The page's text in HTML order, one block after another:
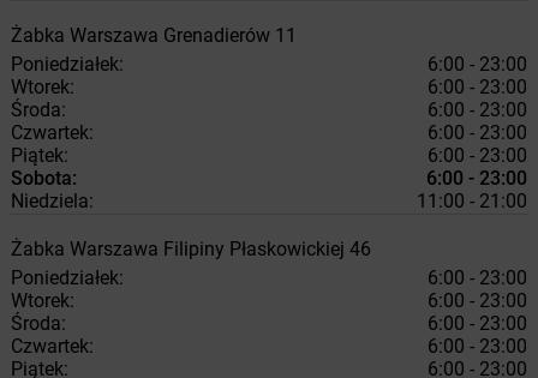
Żabka Warszawa Grenadierów 11
Poniedziałek:
6:00 - 23:00
Wtorek:
6:00 - 23:00
Środa:
6:00 - 23:00
Czwartek:
6:00 - 23:00
Piątek:
6:00 - 23:00
Sobota:
6:00 - 23:00
Niedziela:
11:00 - 21:00
Żabka Warszawa Filipiny Płaskowickiej 46
Poniedziałek:
6:00 - 23:00
Wtorek:
6:00 - 23:00
Środa:
6:00 - 23:00
Czwartek:
6:00 - 23:00
Piątek:
6:00 - 23:00